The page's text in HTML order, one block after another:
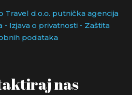
d.o.o. putnička agencija
- Izjava o privatnosti- Zaštita
podataka
nas